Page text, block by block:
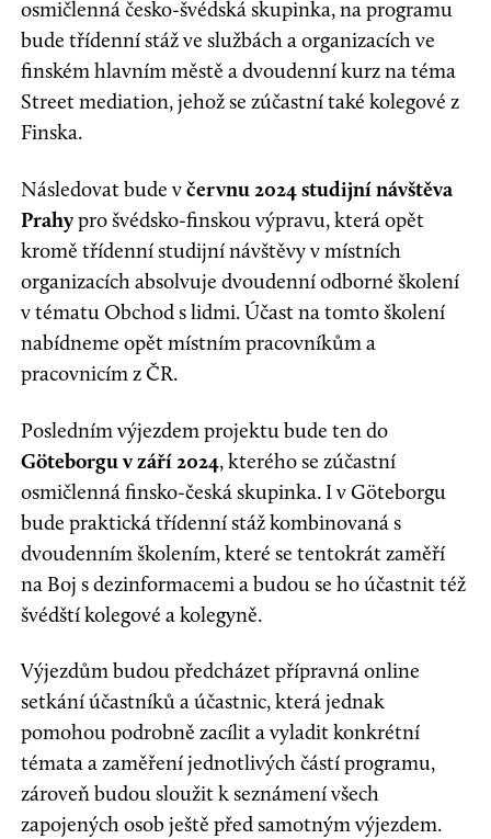
osmičlenná česko-švédská skupinka, na programu
bude třídenní stáž ve službách a organizacích ve
finském hlavním městě a dvoudenní kurz na téma
Street mediation, jehož se zúčastní také kolegové z
Finska.
Následovat bude včervnu 2024 studijní návštěva
Prahypro švédsko-finskou výpravu, která opět
kromě třídenní studijní návštěvy v místních
organizacích absolvuje dvoudenní odborné školení
v tématu Obchod s lidmi. Účast na tomto školení
nabídneme opět místním pracovníkům a
pracovnicím z ČR.
Posledním výjezdem projektu bude ten do
Göteborgu v září 2024, kterého se zúčastní
osmičlenná finsko-česká skupinka. I v Göteborgu
bude praktická třídenní stáž kombinovaná s
dvoudenním školením, které se tentokrát zaměří
na Boj s dezinformacemi a budou se ho účastnit též
švédští kolegové a kolegyně.
Výjezdům budou předcházet přípravná online
setkání účastníků a účastnic, která jednak
pomohou podrobně zacílit a vyladit konkrétní
témata a zaměření jednotlivých částí programu,
zároveň budou sloužit k seznámení všech
zapojených osob ještě před samotným výjezdem.